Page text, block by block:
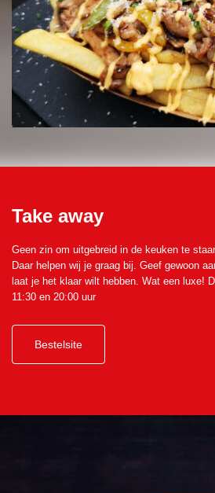
Take away
Geen zin om uitgebreid in de keuken te
Daar helpen wij je graag bij. Geef gewoon
laat je het klaar wilt hebben. Wat een luxe!
11:30 en 20:00 uur
Bestelsite